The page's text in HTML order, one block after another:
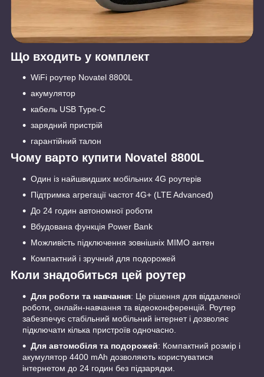
Що входить у комплект
WiFi роутер Novatel 8800L
акумулятор
кабель USB Type-C
зарядний пристрій
гарантійний талон
Чому варто купити Novatel 8800L
Один із найшвидших мобільних 4G роутерів
Підтримка агрегації частот 4G+ (LTE Advanced)
До 24 годин автономної роботи
Вбудована функція Power Bank
Можливість підключення зовнішніх MIMO антен
Компактний і зручний для подорожей
Коли знадобиться цей роутер
Для роботи та навчання: Це рішення для віддаленої
роботи, онлайн-навчання та відеоконференцій. Роутер
забезпечує стабільний мобільний інтернет і дозволяє
підключати кілька пристроїв одночасно.
Для автомобіля та подорожей: Компактний розмір і
акумулятор 4400 mAh дозволяють користуватися
інтернетом до 24 годин без підзарядки.